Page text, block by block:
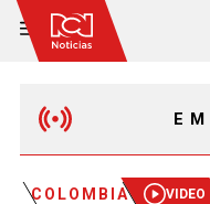
COLOMBIA VIDEO